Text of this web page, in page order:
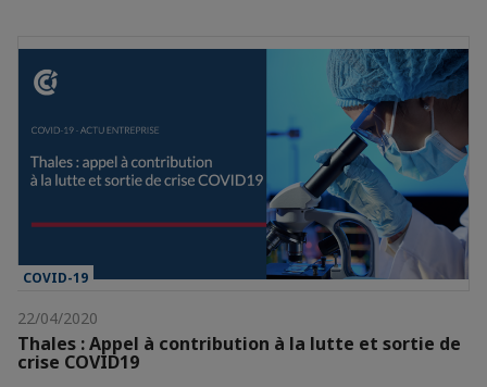
COVID-19
22/04/2020
Thales : Appel à contribution à la lutte et sortie de
crise COVID19